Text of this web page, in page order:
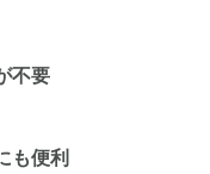
不要
も便利